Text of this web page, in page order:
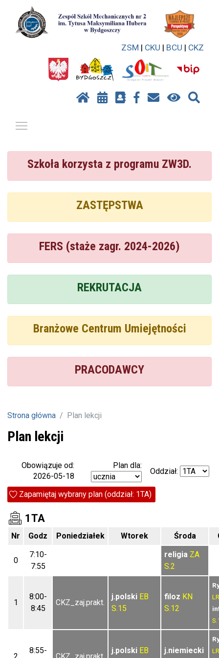
ZSM | CKU | BCU | CKZ
Szkoła korzysta z programu ZW3D.
ZASTĘPSTWA
FERS (staże zagr. 2024-2026)
REKRUTACJA
Branżowe Centrum Umiejętności
PRACODAWCY
Strona główna Plan lekcji
Plan lekcji
Obowiązuje od:
2026-05-18
Plan dla:
Oddział:
Zapamiętaj wybrany plan (oddział: 1TA)
1TA
Nr Godz Poniedziałek Wtorek Środa
0
7:10-
7:55
religia ZA
S.2
1
8:00-
8:45
CKZ_zaj.prakt.
j.polski EB
S.15
filoz KN
S.12
LR
2
8:55-
CKZ_zaj.prakt.
j.polski EB
j.niemiecki
LR